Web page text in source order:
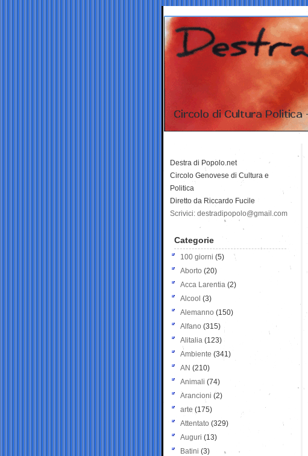
Destra di Popolo.net
Circolo Genovese di Cultura e
Politica
Diretto da Riccardo Fucile
Scrivici: destradipopolo@gmail.com
Categorie
100 giorni (5)
Aborto (20)
Acca Larentia (2)
Alcool (3)
Alemanno (150)
Alfano (315)
Alitalia (123)
Ambiente (341)
AN (210)
Animali (74)
Arancioni (2)
arte (175)
Attentato (329)
Auguri (13)
Batini (3)